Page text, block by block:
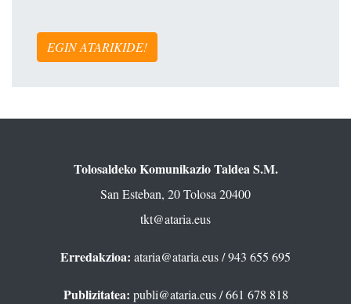
EGIN ATARIKIDE!
Tolosaldeko Komunikazio Taldea S.M.
San Esteban, 20 Tolosa 20400
tkt@ataria.eus
Erredakzioa: ataria@ataria.eus/ 943 655 695
Publizitatea: publi@ataria.eus/ 661 678 818